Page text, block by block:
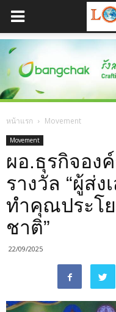
หน้าแรก Movement
Movement
ผอ.ธุรกิจอง
รางวัล “ผู้ส่
ทำคุณประโ
ชาติ”
22/09/2025